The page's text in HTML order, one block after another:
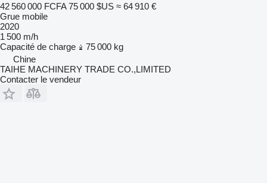
42 560 000 FCFA 75 000 $US ≈ 64 910 €
Grue mobile
2020
1 500 m/h
Capacité de charge
75 000 kg
Chine
TAIHE MACHINERY TRADE CO.,LIMITED
Contacter le vendeur